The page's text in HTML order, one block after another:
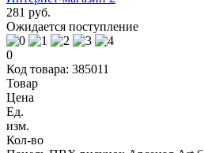
281 руб.
Ожидается поступление
0
Код товара: 385011
Товар
Цена
Ед.
изм.
Кол-во